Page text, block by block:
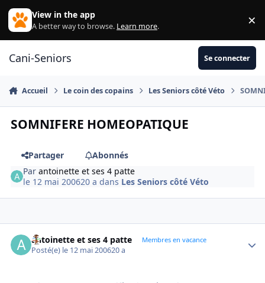
Aller au contenu
View in the app
A better way to browse. Learn more. ×
Cani-Seniors Se connecter
Accueil Le coin des copains Les Seniors côté Véto
SOMNIFERE HOMEOPATIQUE
Partager
Abonnés
Parantoinette et ses 4 patte
le 12 mai 200620 a dans Les Seniors côté Véto
antoinette et ses 4 patte Membres en vacance
Posté(e) le 12 mai 200620 a